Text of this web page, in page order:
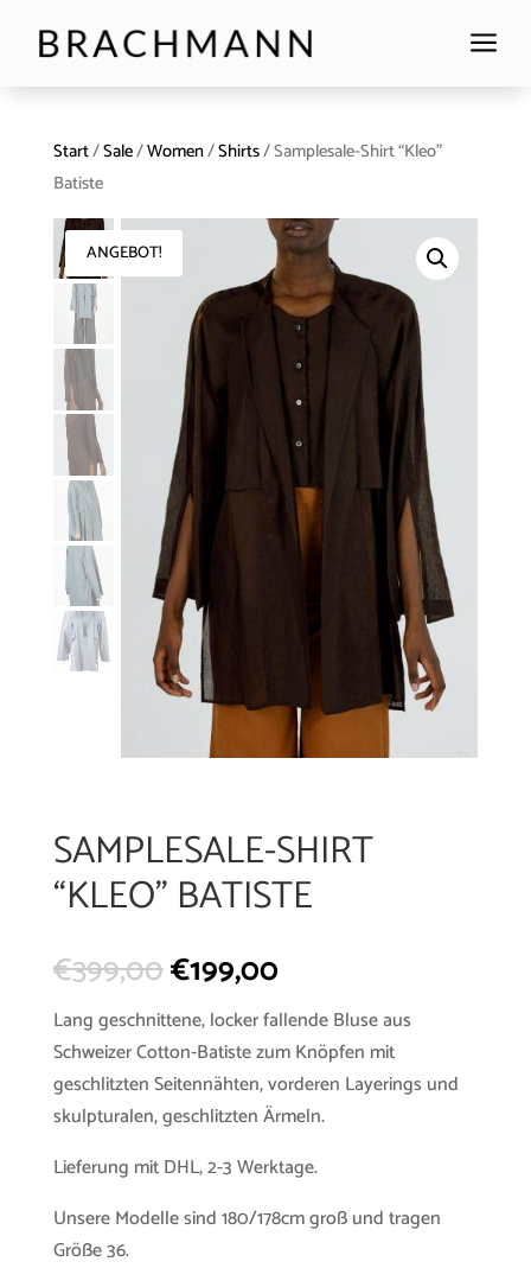
a
Start/Sale/Women/Shirts/ Samplesale-Shirt “Kleo”
Batiste
ANGEBOT!
SAMPLESALE-SHIRT
“KLEO” BATISTE
€399,00€199,00
Lang geschnittene, locker fallende Bluse aus
Schweizer Cotton-Batiste zum Knöpfen mit
geschlitzten Seitennähten, vorderen Layerings und
skulpturalen, geschlitzten Ärmeln.
Lieferung mit DHL, 2-3 Werktage.
Unsere Modelle sind 180/178cm groß und tragen
Größe 36.